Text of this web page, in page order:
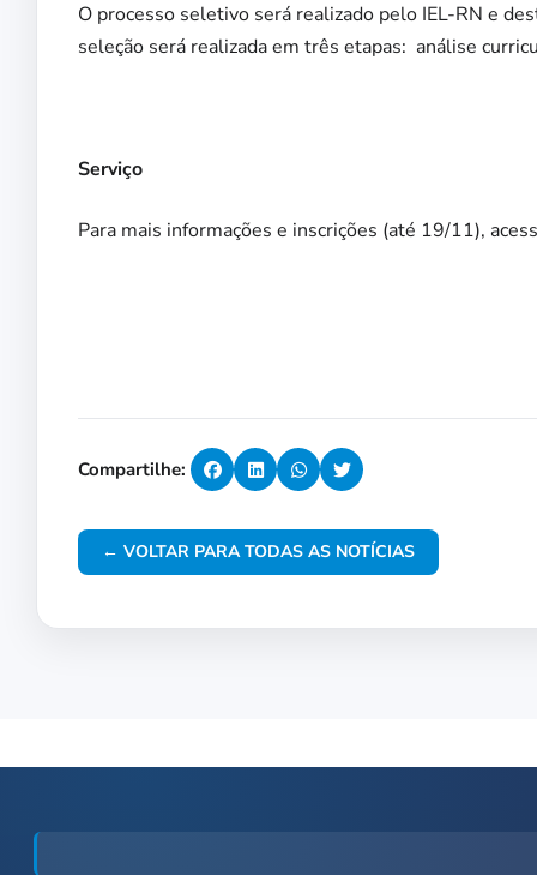
O processo seletivo será realizado pelo IEL-RN e
seleção será realizada em três etapas: análise
Serviço
Para mais informações e inscrições (até 19/11),
Compartilhe:
← VOLTAR PARA TODAS AS NOTÍCIAS